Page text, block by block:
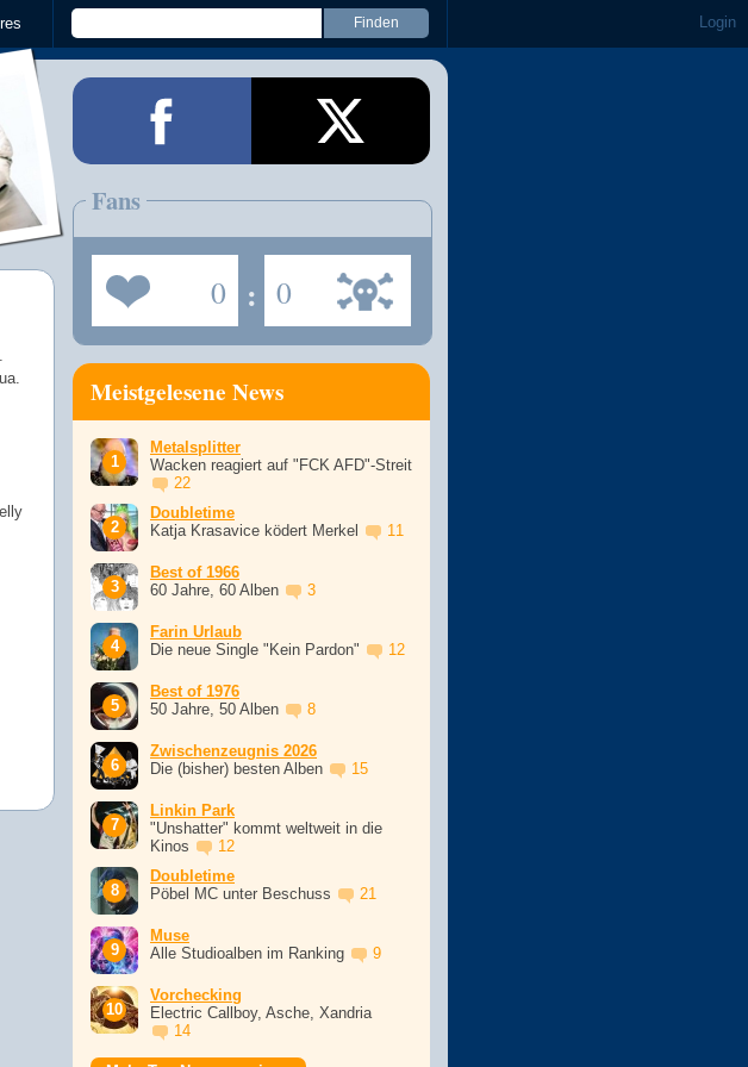
Login
Fans
0 : 0
Meistgelesene News
Metalsplitter
Wacken reagiert auf "FCK AFD"-Streit
22
Doubletime
Katja Krasavice ködert Merkel
11
Best of 1966
60 Jahre, 60 Alben
3
Farin Urlaub
Die neue Single "Kein Pardon"
12
Best of 1976
50 Jahre, 50 Alben
8
Zwischenzeugnis 2026
Die (bisher) besten Alben
15
Linkin Park
"Unshatter" kommt weltweit in die
Kinos
12
Doubletime
Pöbel MC unter Beschuss
21
Muse
Alle Studioalben im Ranking
9
Vorchecking
Electric Callboy, Asche, Xandria
14